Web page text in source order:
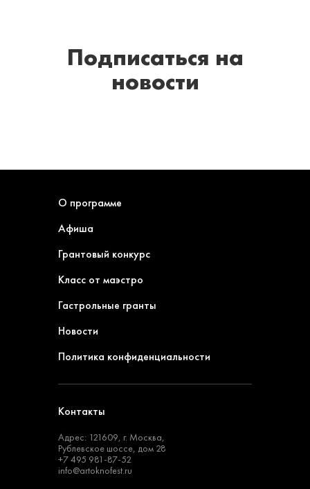
Подписаться на
новости
О программе
Афиша
Грантовый конкурс
Класс от маэстро
Гастрольные гранты
Новости
Политика конфиденциальности
Контакты
Адрес: 121609, г. Москва,
Рублевское шоссе, дом 28
+7 495 981-87-52
info@artoknofest.ru